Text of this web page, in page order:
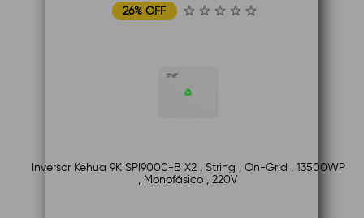
26% OFF
Inversor Kehua 9K SPI9000-B X2 , String , On-Grid , 13500WP
, Monofásico , 220V